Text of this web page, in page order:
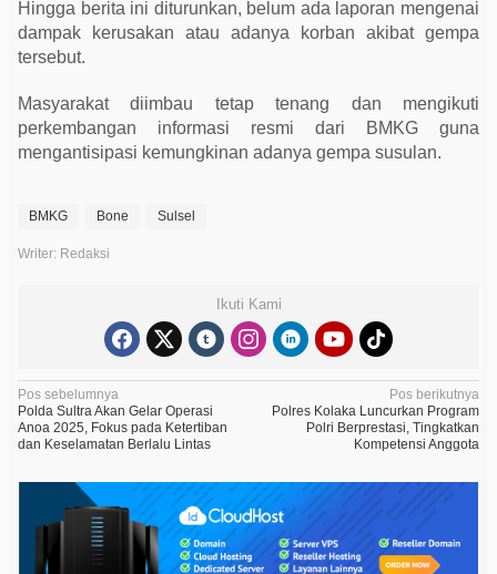
Hingga berita ini diturunkan, belum ada laporan mengenai
dampak kerusakan atau adanya korban akibat gempa
tersebut.
Masyarakat diimbau tetap tenang dan mengikuti
perkembangan informasi resmi dari BMKG guna
mengantisipasi kemungkinan adanya gempa susulan.
BMKG Bone Sulsel
Writer: Redaksi
Ikuti Kami
N
a
v
i
Pos sebelumnya
Polda Sultra Akan Gelar Operasi
Anoa 2025, Fokus pada Ketertiban
dan Keselamatan Berlalu Lintas
Pos berikutnya
Polres Kolaka Luncurkan Program
Polri Berprestasi, Tingkatkan
Kompetensi Anggota